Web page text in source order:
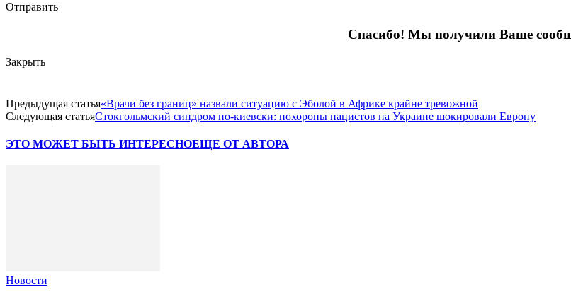
Отправить
Спасибо! Мы получили Ваше
Закрыть
Предыдущая статья«Врачи без границ» назвали ситуацию с Эболой в Африке крайне тревожной
Следующая статьяСтокгольмский синдром по-киевски: похороны нацистов на Украине шокировали Европу
ЭТО МОЖЕТ БЫТЬ ИНТЕРЕСНОЕЩЕ ОТ АВТОРА
Новости